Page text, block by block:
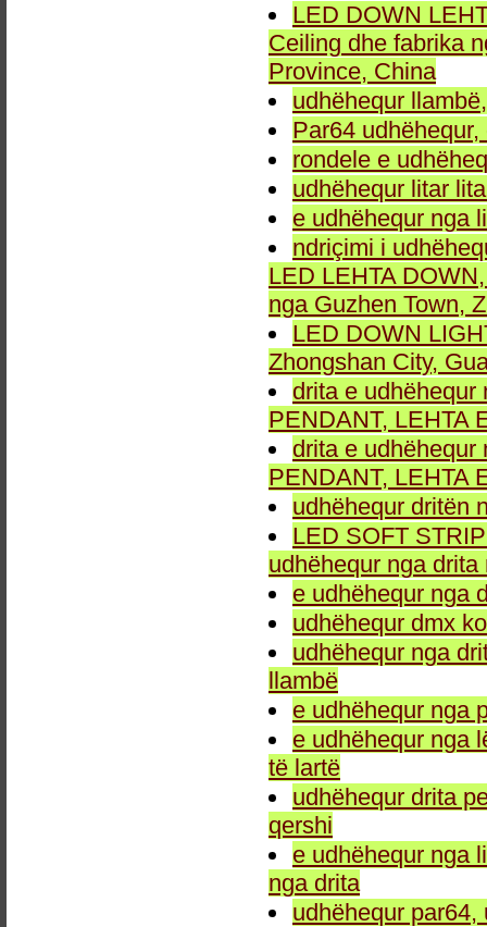
LED DOWN
Ceiling dhe fabrika
Province, China
udhëhequr
Par64
rondele e
udhëhequr litar
e udhëhequr nga
ndriçimi i
LED LEHTA
nga Guzhen Town,
LED DOWN
Zhongshan City,
drita e udhëhequr
PENDANT, LEHTA
drita e udhëhequr
PENDANT, LEHTA
udhëhequr dritën
LED SOFT
udhëhequr nga
e udhëhequr nga
udhëhequr dmx
udhëhequr nga
llambë
e udhëhequr nga
e udhëhequr nga
të lartë
udhëhequr drita
qershi
e udhëhequr nga
nga drita
udhëhequr